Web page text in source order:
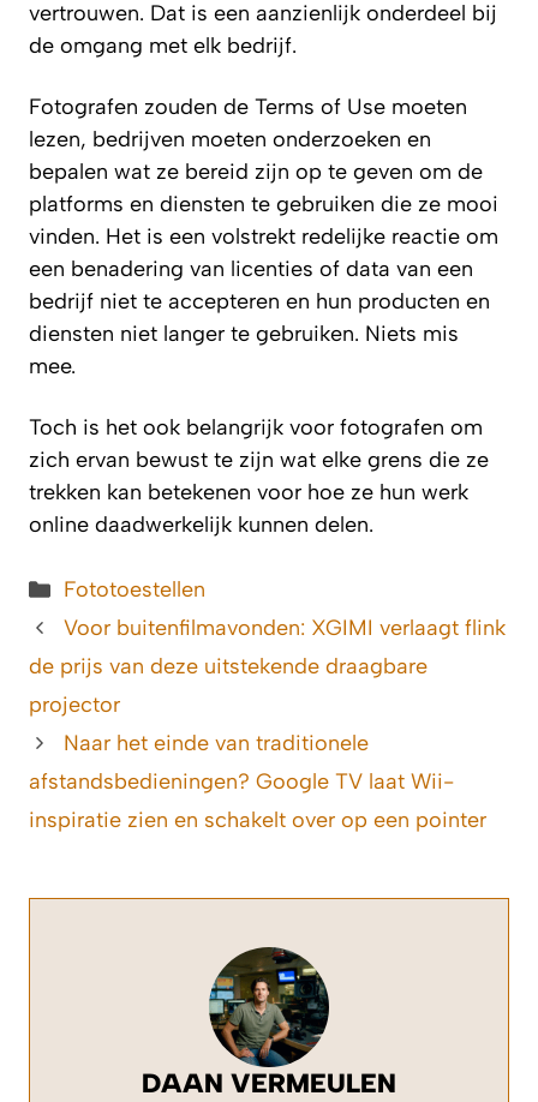
vertrouwen. Dat is een aanzienlijk onderdeel bij
de omgang met elk bedrijf.
Fotografen zouden de Terms of Use moeten
lezen, bedrijven moeten onderzoeken en
bepalen wat ze bereid zijn op te geven om de
platforms en diensten te gebruiken die ze mooi
vinden. Het is een volstrekt redelijke reactie om
een benadering van licenties of data van een
bedrijf niet te accepteren en hun producten en
diensten niet langer te gebruiken. Niets mis
mee.
Toch is het ook belangrijk voor fotografen om
zich ervan bewust te zijn wat elke grens die ze
trekken kan betekenen voor hoe ze hun werk
online daadwerkelijk kunnen delen.
Categorieën
Fototoestellen
Voor buitenfilmavonden: XGIMI verlaagt flink
de prijs van deze uitstekende draagbare
projector
Naar het einde van traditionele
afstandsbedieningen? Google TV laat Wii-
inspiratie zien en schakelt over op een pointer
DAAN VERMEULEN